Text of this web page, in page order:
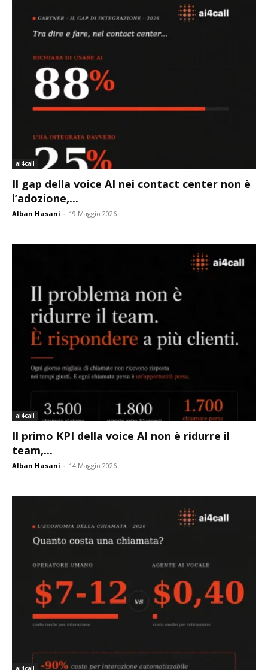
ai4call
Il gap della voice AI nei contact center non è
l’adozione,...
Alban Hasani - 19 Maggio 2026
ai4call
Il primo KPI della voice AI non è ridurre il
team,...
Alban Hasani - 14 Maggio 2026